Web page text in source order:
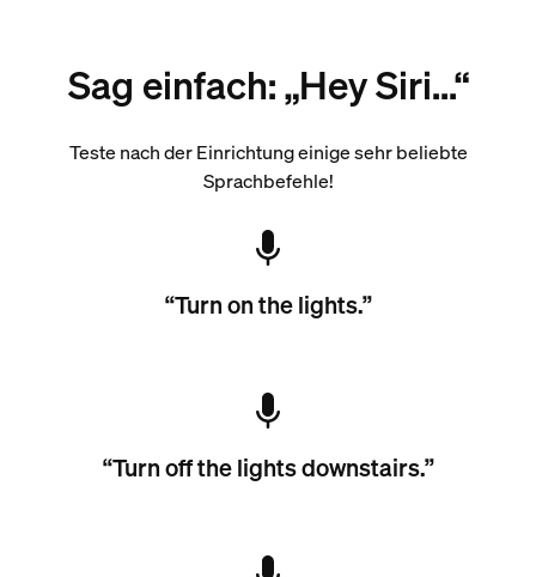
Sag einfach: „Hey Siri...“
Teste nach der Einrichtung einige sehr beliebte
Sprachbefehle!
“Turn on the lights.”
“Turn off the lights downstairs.”